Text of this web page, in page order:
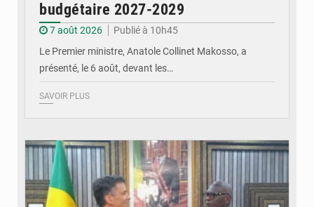
budgétaire 2027-2029
7 août 2026
Publié à 10h45
Le Premier ministre, Anatole Collinet Makosso, a
présenté, le 6 août, devant les…
SAVOIR PLUS